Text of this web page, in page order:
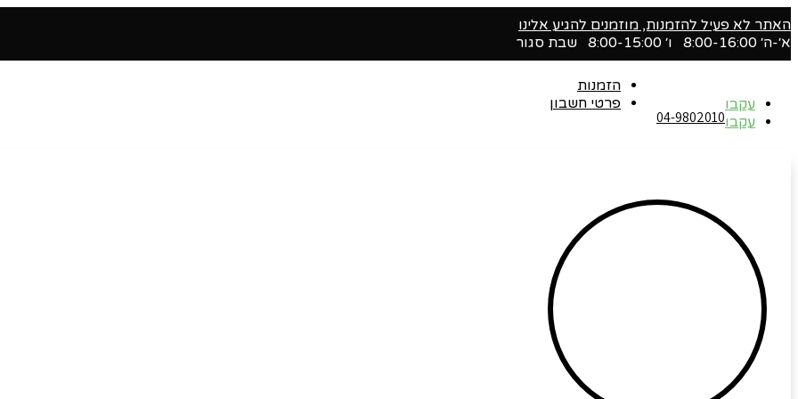
האתר לא פעיל להזמנות, מוזמנים להגיע אלינו
א׳-ה׳ 8:00-16:00 ו׳ 8:00-15:00 שבת סגור
עקבו
עקבו04-9802010‬
הזמנות
פרטי חשבון